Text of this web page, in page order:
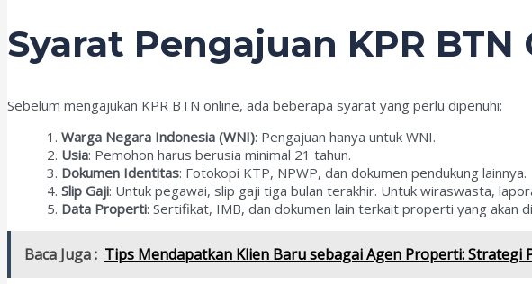
Syarat Pengajuan KPR BTN
Sebelum mengajukan KPR BTN online, ada beberapa syarat yang perlu dipenuhi:
Warga Negara Indonesia (WNI): Pengajuan hanya untuk WNI.
Usia: Pemohon harus berusia minimal 21 tahun.
Dokumen Identitas: Fotokopi KTP, NPWP, dan dokumen pendukung lainnya.
Slip Gaji: Untuk pegawai, slip gaji tiga bulan terakhir. Untuk wiraswasta,
Data Properti: Sertifikat, IMB, dan dokumen lain terkait properti yang akan
Baca Juga : Tips Mendapatkan Klien Baru sebagai Agen Properti: Strategi